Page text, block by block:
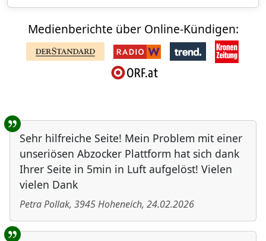
Medienberichte über Online-Kündigen:
Benutzer-Rückmeldungen
Sehr hilfreiche Seite! Mein Problem mit einer
unseriösen Abzocker Plattform hat sich dank
Ihrer Seite in 5min in Luft aufgelöst! Vielen
vielen Dank
Petra Pollak, 3945Hoheneich, 24.02.2026